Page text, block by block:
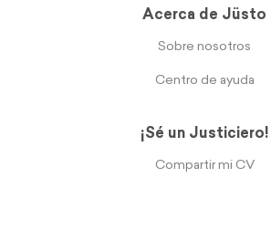
Acerca de Jüsto
Sobre nosotros
Centro de ayuda
¡Sé un Justiciero!
Compartir mi CV